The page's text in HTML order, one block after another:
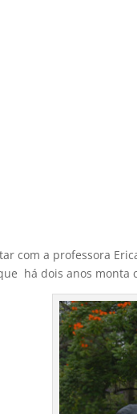
com a professora
há dois anos monta